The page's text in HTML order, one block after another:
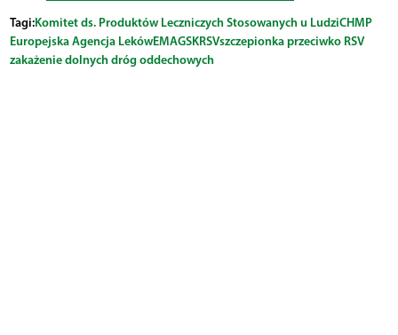
Tagi:Komitet ds. Produktów Leczniczych Stosowanych u LudziCHMP
Europejska Agencja LekówEMAGSKRSVszczepionka przeciwko RSV
zakażenie dolnych dróg oddechowych